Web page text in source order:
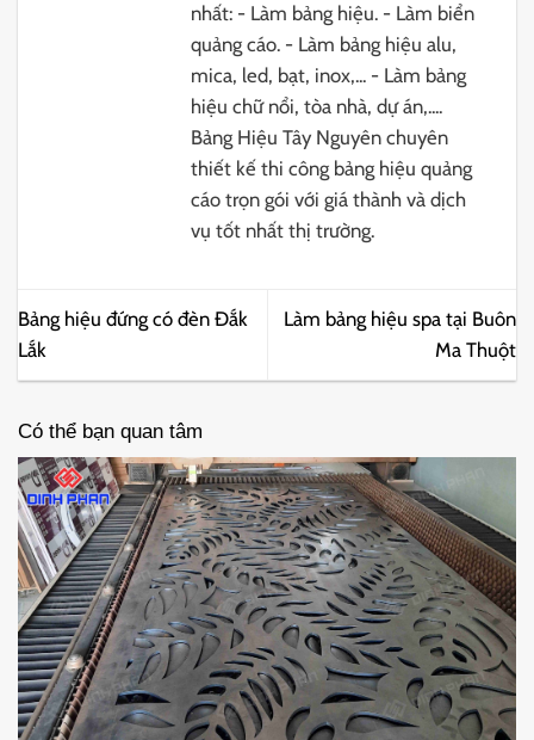
nhất: - Làm bảng hiệu. - Làm biển
quảng cáo. - Làm bảng hiệu alu,
mica, led, bạt, inox,... - Làm bảng
hiệu chữ nổi, tòa nhà, dự án,....
Bảng Hiệu Tây Nguyên chuyên
thiết kế thi công bảng hiệu quảng
cáo trọn gói với giá thành và dịch
vụ tốt nhất thị trường.
Bảng hiệu đứng có đèn Đắk
Lắk
Làm bảng hiệu spa tại Buôn
Ma Thuột
Có thể bạn quan tâm